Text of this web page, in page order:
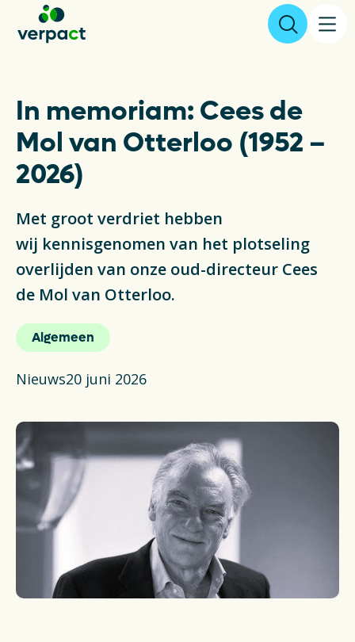
Over ons
Resultaten
Verpakkingen
Inzameling & Recycling
Wetgeving
Veelgestelde vragen
Verpakkingencatalogus
Pers
Contact
Downloads
In memoriam: Cees de
Mol van Otterloo (1952 –
2026)
Met groot verdriet hebben
wij kennisgenomen van het plotseling
overlijden van onze oud-directeur Cees
de Mol van Otterloo.
Algemeen
Nieuws20 juni 2026